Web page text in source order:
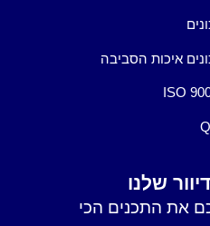
איכות הסביבה
שלנו
את התכנים הכי